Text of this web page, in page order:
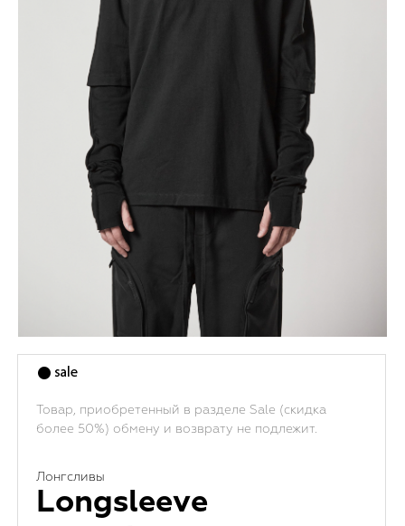
Товар, приобретенный в разделе Sale (скидка
более 50%) обмену и возврату не подлежит.
Лонгсливы
Longsleeve